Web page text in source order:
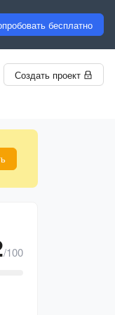
бесплатно
Создать проект
/100